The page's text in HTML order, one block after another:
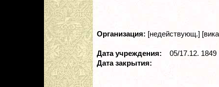
Организация: [недействующ.]
Дата учреждения:
05/17.12. 1849
Дата закрытия: